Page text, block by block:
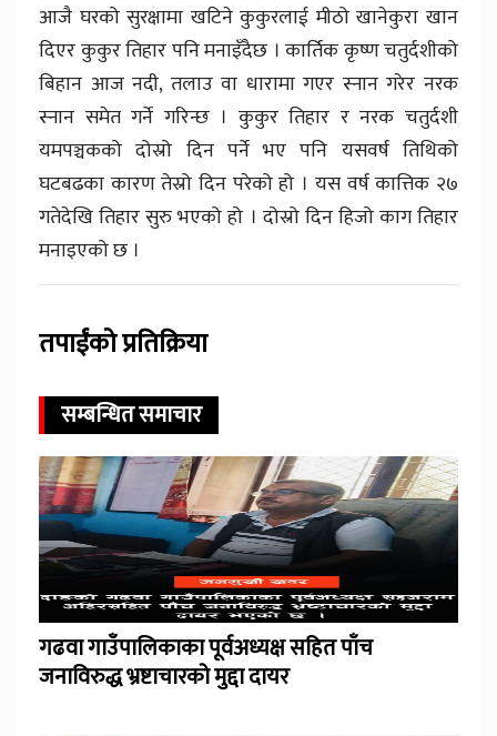
आजै घरको सुरक्षामा खटिने कुकुरलाई मीठो खानेकुरा खान
दिएर कुकुर तिहार पनि मनाइँदैछ । कार्तिक कृष्ण चतुर्दशीको
बिहान आज नदी, तलाउ वा धारामा गएर स्नान गरेर नरक
स्नान समेत गर्ने गरिन्छ । कुकुर तिहार र नरक चतुर्दशी
यमपञ्चकको दोस्रो दिन पर्ने भए पनि यसवर्ष तिथिको
घटबढका कारण तेस्रो दिन परेको हो । यस वर्ष कात्तिक २७
गतेदेखि तिहार सुरु भएको हो । दोस्रो दिन हिजो काग तिहार
मनाइएको छ ।
तपाईंको प्रतिक्रिया
सम्बन्धित समाचार
गढवा गाउँपालिकाका पूर्वअध्यक्ष सहित पाँच
जनाविरुद्ध भ्रष्टाचारको मुद्दा दायर